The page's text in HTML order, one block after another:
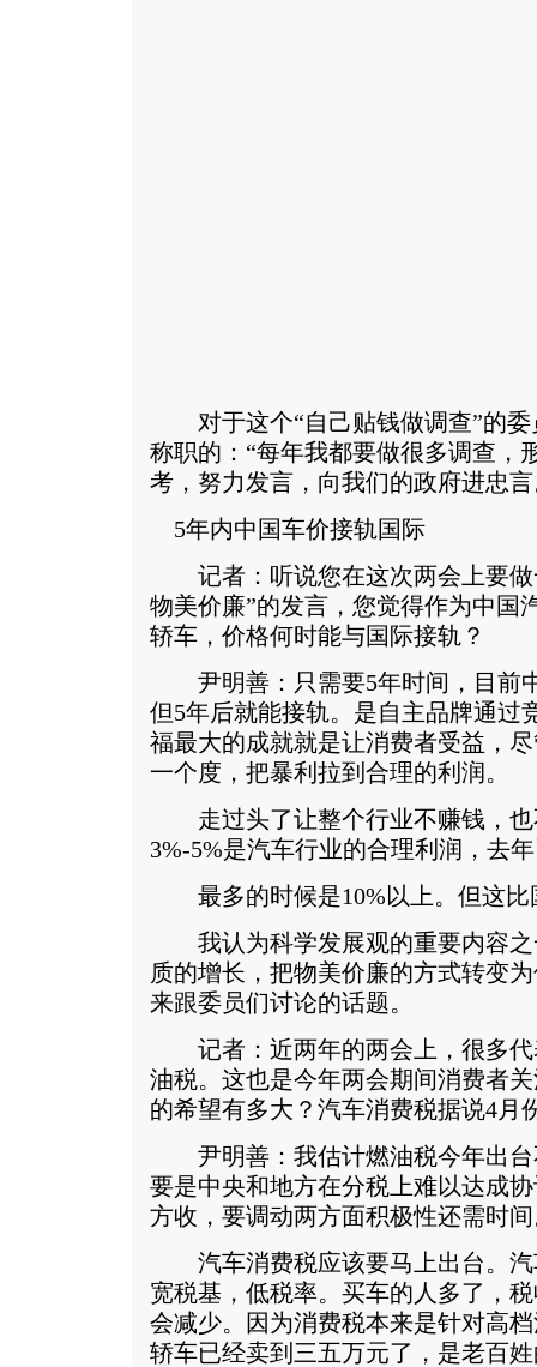
对于这个“自己贴钱做调查”的委
称职的：“每年我都要做很多调查，
考，努力发言，向我们的政府进忠言
5年内中国车价接轨国际
记者：听说您在这次两会上要做
物美价廉”的发言，您觉得作为中国
轿车，价格何时能与国际接轨？
尹明善：只需要5年时间，目前
但5年后就能接轨。是自主品牌通过
福最大的成就就是让消费者受益，
一个度，把暴利拉到合理的利润。
走过头了让整个行业不赚钱，也
3%-5%是汽车行业的合理利润，去
最多的时候是10%以上。但这比
我认为科学发展观的重要内容之
质的增长，把物美价廉的方式转变
来跟委员们讨论的话题。
记者：近两年的两会上，很多代
油税。这也是今年两会期间消费者
的希望有多大？汽车消费税据说4月
尹明善：我估计燃油税今年出台
要是中央和地方在分税上难以达成
方收，要调动两方面积极性还需时
汽车消费税应该要马上出台。汽
宽税基，低税率。买车的人多了，
会减少。因为消费税本来是针对高
轿车已经卖到三五万元了，是老百